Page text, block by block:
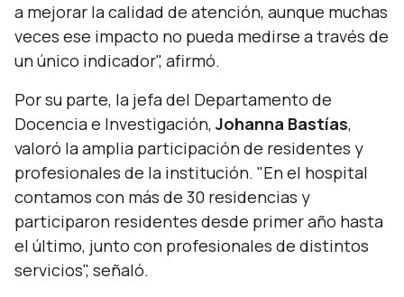
a mejorar la calidad de atención, aunque muchas
veces ese impacto no pueda medirse a través de
un único indicador", afirmó.
Por su parte, la jefa del Departamento de
Docencia e Investigación,Johanna Bastías,
valoró la amplia participación de residentes y
profesionales de la institución. "En el hospital
contamos con más de 30 residencias y
participaron residentes desde primer año hasta
el último, junto con profesionales de distintos
servicios", señaló.